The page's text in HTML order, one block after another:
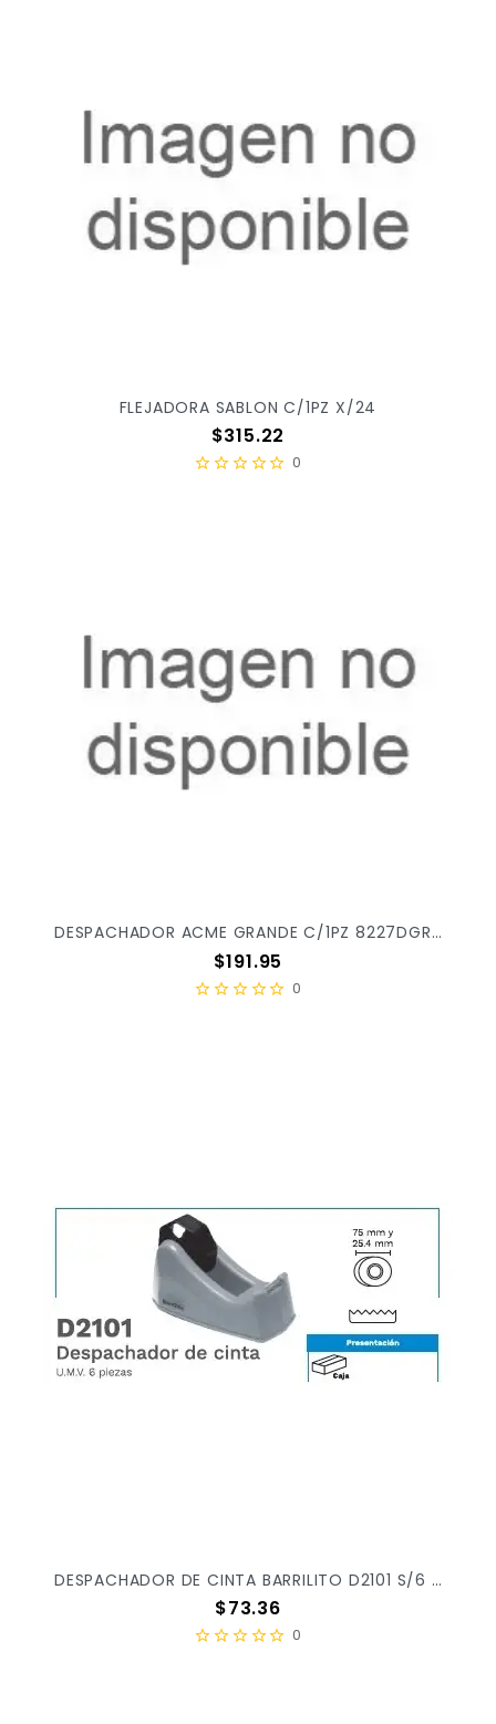
FLEJADORA SABLON C/1PZ X/24
Precio
$315.22
0
DESPACHADOR ACME GRANDE C/1PZ 8227DGR X/12
Precio
$191.95
0
DESPACHADOR DE CINTA BARRILITO D2101 S/6 X/24
Precio
$73.36
0